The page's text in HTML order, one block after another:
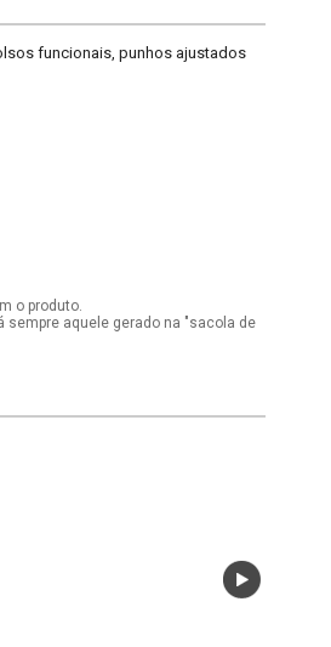
funcionais, punhos ajustados
o produto.
sempre aquele gerado na "sacola de